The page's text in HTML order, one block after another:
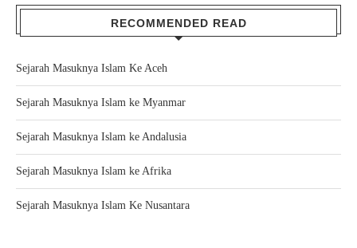
RECOMMENDED READ
Sejarah Masuknya Islam Ke Aceh
Sejarah Masuknya Islam ke Myanmar
Sejarah Masuknya Islam ke Andalusia
Sejarah Masuknya Islam ke Afrika
Sejarah Masuknya Islam Ke Nusantara